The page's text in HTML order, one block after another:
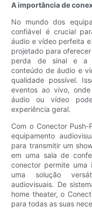
A importância de
No mundo dos
confiável é crucial
áudio e vídeo perfeita
projetado para
perda de sinal e a
conteúdo de áudio e
qualidade possível.
eventos ao vivo,
áudio ou vídeo
experiência geral.
Com o Conector
equipamento
para transmitir um
em uma sala de
conector permite uma
uma solução
audiovisuais. De
home theater, o
para todas as suas